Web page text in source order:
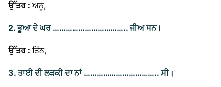
ਉੱਤਰ : ਅਨੂ,
2. ਭੂਆ ਦੇ ਘਰ …………………………….. ਜੀਅ ਸਨ।
ਉੱਤਰ : ਤਿੰਨ,
3. ਤਾਈ ਦੀ ਲੜਕੀ ਦਾ ਨਾਂ …………………………….. ਸੀ।